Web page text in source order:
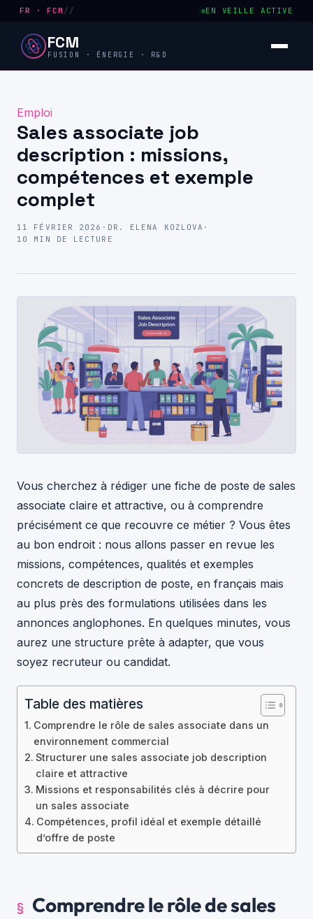
FR · FCM // EN VEILLE ACTIVE
FCM
FUSION · ÉNERGIE · R&D
Emploi
Sales associate job
description : missions,
compétences et exemple
complet
11 FÉVRIER 2026 · DR. ELENA KOZLOVA ·
10 MIN DE LECTURE
Vous cherchez à rédiger une fiche de poste de sales
associate claire et attractive, ou à comprendre
précisément ce que recouvre ce métier ? Vous êtes
au bon endroit : nous allons passer en revue les
missions, compétences, qualités et exemples
concrets de description de poste, en français mais
au plus près des formulations utilisées dans les
annonces anglophones. En quelques minutes, vous
aurez une structure prête à adapter, que vous
soyez recruteur ou candidat.
Table des matières
Comprendre le rôle de sales associate dans un
environnement commercial
Structurer une sales associate job description
claire et attractive
Missions et responsabilités clés à décrire pour
un sales associate
Compétences, profil idéal et exemple détaillé
d’offre de poste
Comprendre le rôle de sales